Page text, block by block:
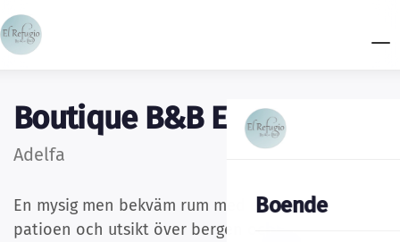
Boende
Boutique B&B El Refugio
Adelfa
En mysig men bekväm rum med egen entré via
patioen och utsikt över bergen och byn Espino.